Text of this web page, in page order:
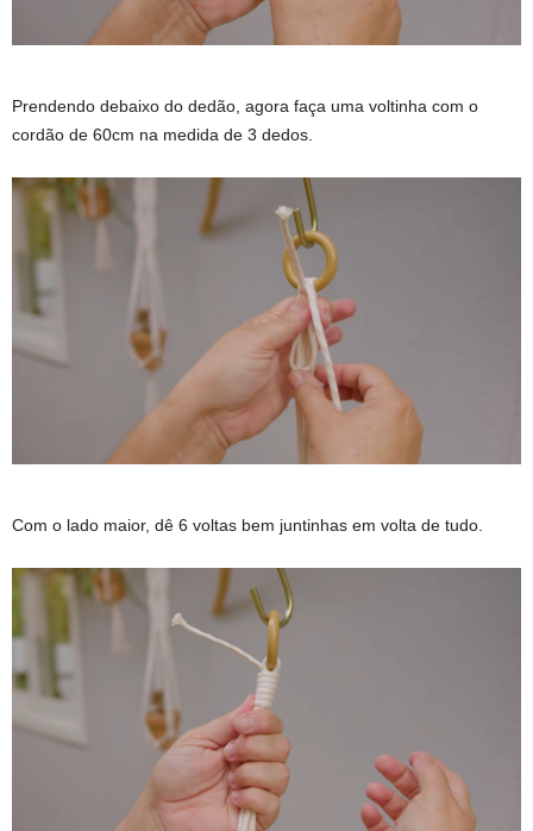
Prendendo debaixo do dedão, agora faça uma voltinha com o
cordão de 60cm na medida de 3 dedos.
Com o lado maior, dê 6 voltas bem juntinhas em volta de tudo.